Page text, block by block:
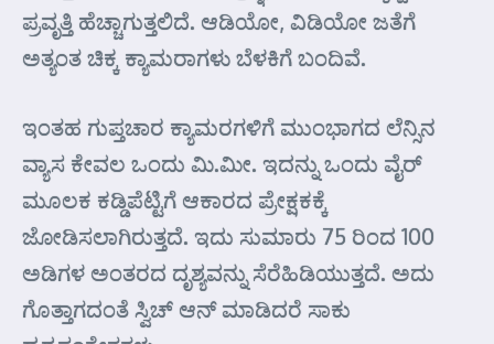
ಪ್ರವೃತ್ತಿ ಹೆಚ್ಚಾಗುತ್ತಲಿದೆ. ಆಡಿಯೋ, ವಿಡಿಯೋ ಜತೆಗೆ
ಅತ್ಯಂತ ಚಿಕ್ಕ ಕ್ಯಾಮರಾಗಳು ಬೆಳಕಿಗೆ ಬಂದಿವೆ.
ಇಂತಹ ಗುಪ್ತಚಾರ ಕ್ಯಾಮರಗಳಿಗೆ ಮುಂಭಾಗದ ಲೆನ್ಸಿನ
ವ್ಯಾಸ ಕೇವಲ ಒಂದು ಮಿ.ಮೀ. ಇದನ್ನು ಒಂದು ವೈರ್
ಮೂಲಕ ಕಡ್ಡಿಪೆಟ್ಟಿಗೆ ಆಕಾರದ ಪ್ರೇಕ್ಷಕಕ್ಕೆ
ಜೋಡಿಸಲಾಗಿರುತ್ತದೆ. ಇದು ಸುಮಾರು 75 ರಿಂದ 100
ಅಡಿಗಳ ಅಂತರದ ದೃಶ್ಯವನ್ನು ಸೆರೆಹಿಡಿಯುತ್ತದೆ. ಅದು
ಗೊತ್ತಾಗದಂತೆ ಸ್ವಿಚ್ ಆನ್ ಮಾಡಿದರೆ ಸಾಕು